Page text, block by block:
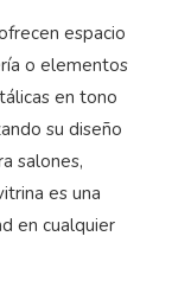
espacio
o elementos
en tono
su diseño
salones,
es una
en cualquier